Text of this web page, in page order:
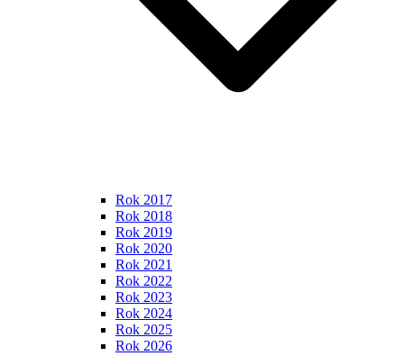
Rok 2017
Rok 2018
Rok 2019
Rok 2020
Rok 2021
Rok 2022
Rok 2023
Rok 2024
Rok 2025
Rok 2026